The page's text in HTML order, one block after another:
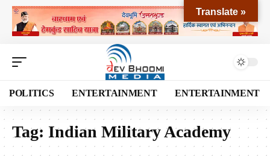
POLITICS ENTERTAINMENT ENTERTAINMENT
Tag: Indian Military Academy
Translate »